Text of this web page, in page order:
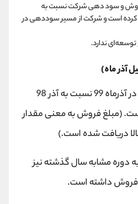
و سود دهی شرکت نسبت به
است و شرکت از مسیر سوددهی در
ندارد.
ماه)
این شرکت از لحاظ مبلغ فروش در آذرماه 99 نسبت به آذر 98
است. (مبلغ فروش به معنی مقدار
دریافت شده است.)
99 نسبت به دوره مشابه سال گذشته نیز